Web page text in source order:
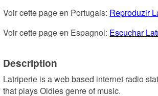
Voir cette page en Portugais: Reproduzir
Voir cette page en Espagnol: Escuchar
Description
Latriperie is a web based internet radio
that plays Oldies genre of music.